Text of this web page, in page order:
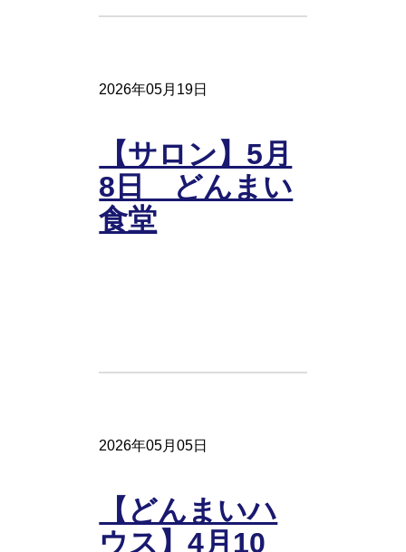
2026年05月19日
【サロン】5月
8日 どんまい
食堂
2026年05月05日
【どんまいハ
ウス】4月10